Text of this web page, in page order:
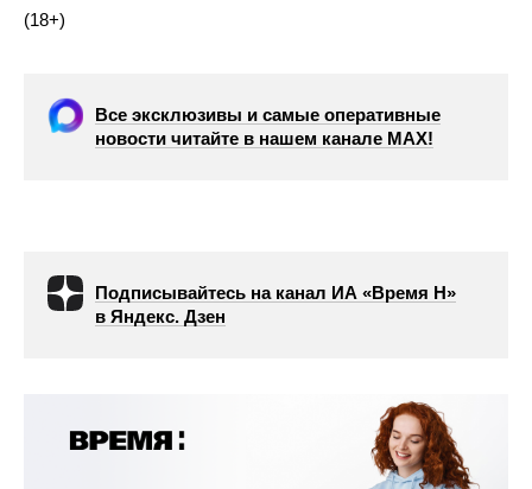
(18+)
Все эксклюзивы и самые оперативные
новости читайте в нашем канале МАХ!
Подписывайтесь на канал ИА «Время Н»
в Яндекс. Дзен